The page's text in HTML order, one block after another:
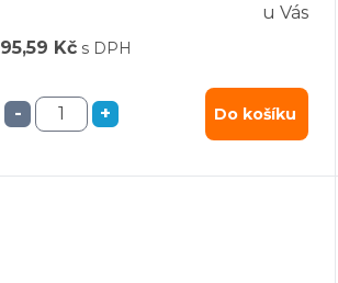
u Vás
95,59 Kč s DPH
- + Do košíku